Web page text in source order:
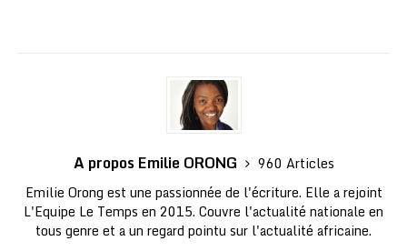
A propos Emilie ORONG
960 Articles
Emilie Orong est une passionnée de l'écriture. Elle a rejoint
L'Equipe Le Temps en 2015. Couvre l'actualité nationale en
tous genre et a un regard pointu sur l'actualité africaine.